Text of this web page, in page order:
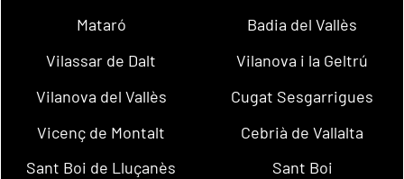
Mataró
Badia del Vallès
Vilassar de Dalt
Vilanova i la Geltrú
Vilanova del Vallès
Cugat Sesgarrigues
Vicenç de Montalt
Cebrià de Vallalta
Sant Boi de Lluçanès
Sant Boi